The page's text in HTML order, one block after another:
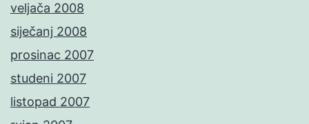
veljača 2008
siječanj 2008
prosinac 2007
studeni 2007
listopad 2007